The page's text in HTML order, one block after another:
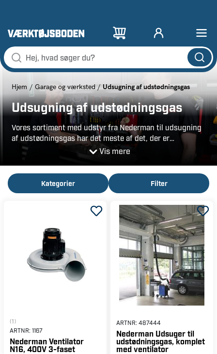
Hjem Garage og værksted Udsugning af udstødningsgas
Udsugning af udstødningsgas
Vores sortiment med udstyr fra Nederman til udsugning
af udstødningsgas har det meste af det, der er
nødvendigt for, at du trygt og sikkert skal kunne fjerne
Vis mere
Kategorier Filter
(1)
ARTNR: 1167
Nederman Ventilator
N16, 400V 3-faset
ARTNR: 487444
Nederman Udsuger til
udstødningsgas, komplet
med ventilator